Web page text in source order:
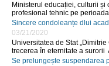
Ministerul educației, culturii
profesional tehnic pe
Sincere condoleanțe dlui
03/21/2020
Universitatea de Stat
trecerea în eternitate a surorii
Se prelungește suspendarea